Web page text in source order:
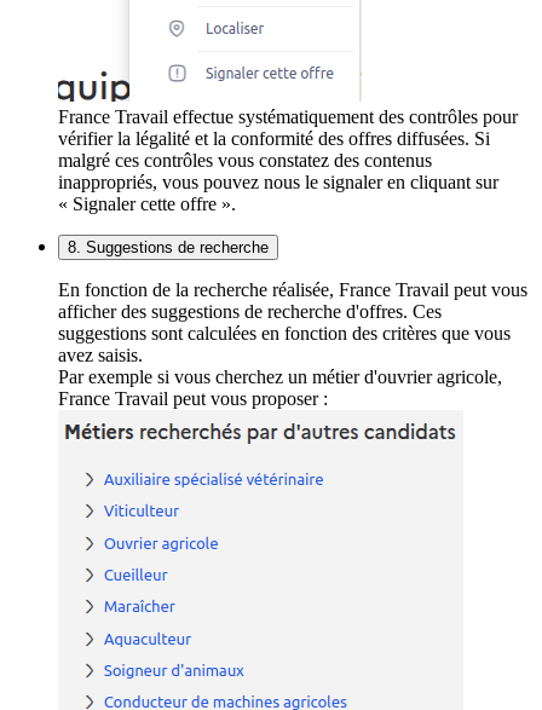
France Travail effectue systématiquement des contrôles pour
vérifier la légalité et la conformité des offres diffusées. Si
malgré ces contrôles vous constatez des contenus
inappropriés, vous pouvez nous le signaler en cliquant sur
« Signaler cette offre ».
8. Suggestions de recherche
En fonction de la recherche réalisée, France Travail peut vous
afficher des suggestions de recherche d'offres. Ces
suggestions sont calculées en fonction des critères que vous
avez saisis.
Par exemple si vous cherchez un métier d'ouvrier agricole,
France Travail peut vous proposer :